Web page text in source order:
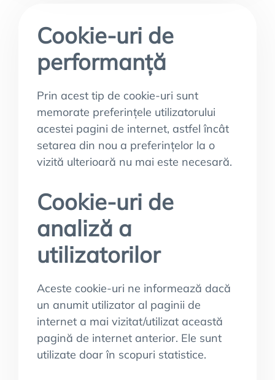
Cookie-uri de
performanță
Prin acest tip de cookie-uri sunt
memorate preferințele utilizatorului
acestei pagini de internet, astfel încât
setarea din nou a preferințelor la o
vizită ulterioară nu mai este necesară.
Cookie-uri de
analiză a
utilizatorilor
Aceste cookie-uri ne informează dacă
un anumit utilizator al paginii de
internet a mai vizitat/utilizat această
pagină de internet anterior. Ele sunt
utilizate doar în scopuri statistice.